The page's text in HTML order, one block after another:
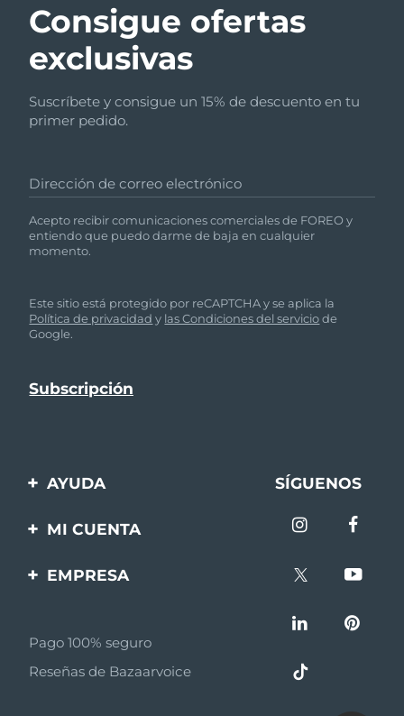
Consigue ofertas
exclusivas
Suscríbete y consigue un 15% de descuento en tu
primer pedido.
Dirección de correo electrónico
Acepto recibir comunicaciones comerciales de FOREO y
entiendo que puedo darme de baja en cualquier
momento.
Este sitio está protegido por reCAPTCHA y se aplica la
Política de privacidad y las Condiciones del serviciode
Google.
AYUDA
Contáctanos
batería
SÍGUENOS
MI CUENTA
Registro de productos
EMPRESA
Afiliados
Noticias de afiliados
Pago 100% seguro
Reseñas de Bazaarvoice